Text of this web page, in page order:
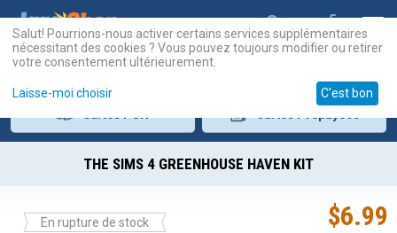
THE SIMS 4 GREENHOUSE HAVEN KIT
En rupture de stock $6.99
Salut! Pourrions-nous activer certains services supplémentaires
nécessitant des cookies ? Vous pouvez toujours modifier ou retirer
votre consentement ultérieurement.
Laisse-moi choisir C'est bon